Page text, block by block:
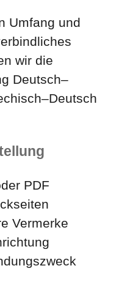
Umfang und
wir die
Deutsch–
PDF
Vermerke